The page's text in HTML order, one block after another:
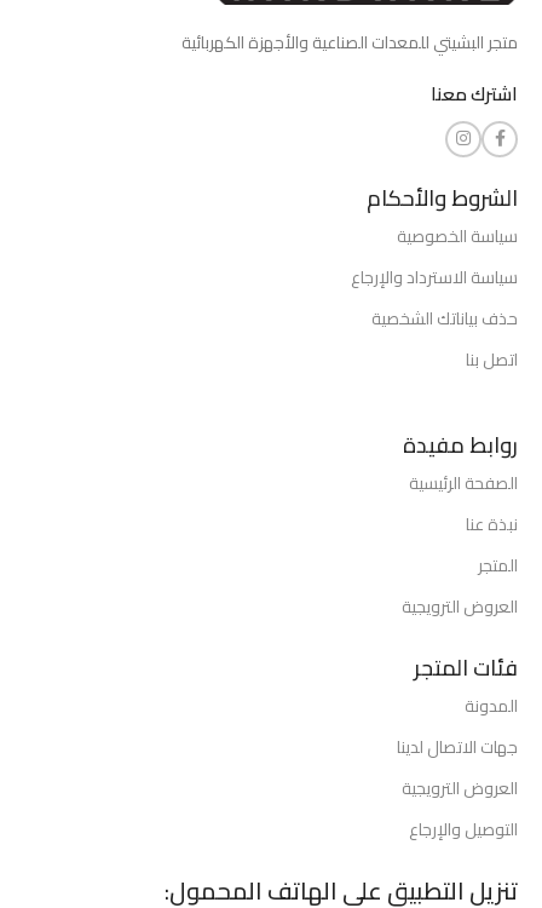
متجر البشيتي للمعدات الصناعية والأجهزة الكهربائية
اشترك معنا
الشروط والأحكام
سياسة الخصوصية
سياسة الاسترداد والإرجاع
حذف بياناتك الشخصية
اتصل بنا
روابط مفيدة
الصفحة الرئيسية
نبذة عنا
المتجر
العروض الترويجية
فئات المتجر
المدونة
جهات الاتصال لدينا
العروض الترويجية
التوصيل والإرجاع
تنزيل التطبيق على الهاتف المحمول: